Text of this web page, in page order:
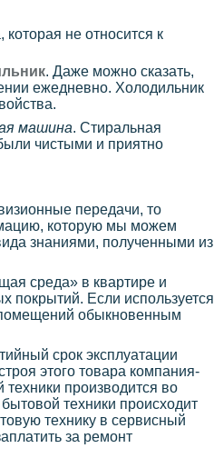
не относится к
. Даже можно сказать,
ежедневно. Холодильник
машина. Стиральная
чистыми и приятно
передачи, то
которую мы можем
знаниями, полученными из
среда» в квартире и
Если используется
обыкновенным
срок эксплуатации
этого товара компания-
производится во
техники происходит
технику в сервисный
за ремонт